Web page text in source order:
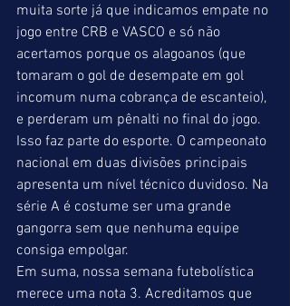
muita sorte já que indicamos empate no
jogo entre CRB e VASCO e só não
acertamos porque os alagoanos (que
tomaram o gol de desempate em gol
incomum numa cobrança de escanteio),
e perderam um pênalti no final do jogo.
Isso faz parte do esporte. O campeonato
nacional em duas divisões principais
apresenta um nível técnico duvidoso. Na
série A é costume ser uma grande
gangorra sem que nenhuma equipe
consiga empolgar.
Em suma, nossa semana futebolística
merece uma nota 3. Acreditamos que